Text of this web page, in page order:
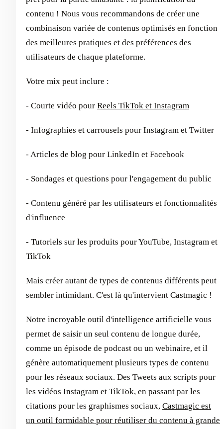
contenu ! Nous vous recommandons de créer une
combinaison variée de contenus optimisés en fonction
des meilleures pratiques et des préférences des
utilisateurs de chaque plateforme.
Votre mix peut inclure :
- Courte vidéo pour Reels TikTok et Instagram
- Infographies et carrousels pour Instagram et Twitter
- Articles de blog pour LinkedIn et Facebook
- Sondages et questions pour l'engagement du public
- Contenu généré par les utilisateurs et fonctionnalités
d'influence
- Tutoriels sur les produits pour YouTube, Instagram et
TikTok
Mais créer autant de types de contenus différents peut
sembler intimidant. C'est là qu'intervient Castmagic !
Notre incroyable outil d'intelligence artificielle vous
permet de saisir un seul contenu de longue durée,
comme un épisode de podcast ou un webinaire, et il
génère automatiquement plusieurs types de contenu
pour les réseaux sociaux. Des Tweets aux scripts pour
les vidéos Instagram et TikTok, en passant par les
citations pour les graphismes sociaux, Castmagic est
un outil formidable pour réutiliser du contenu à grande